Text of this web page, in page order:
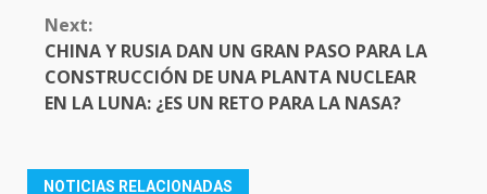
Next:
CHINA Y RUSIA DAN UN GRAN PASO PARA LA
CONSTRUCCIÓN DE UNA PLANTA NUCLEAR
EN LA LUNA: ¿ES UN RETO PARA LA NASA?
NOTICIAS RELACIONADAS